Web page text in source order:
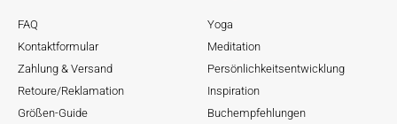
FAQ
Kontaktformular
Zahlung & Versand
Retoure/Reklamation
Größen-Guide
Yoga
Meditation
Persönlichkeitsentwicklung
Inspiration
Buchempfehlungen